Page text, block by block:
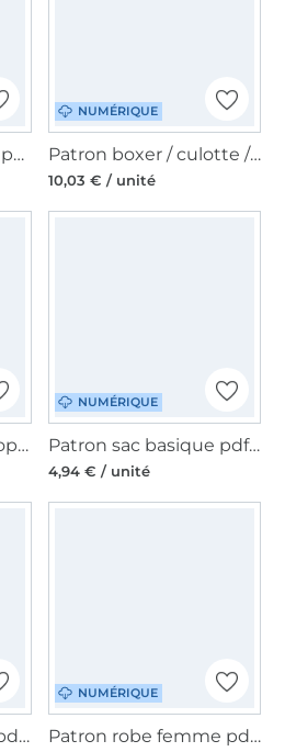
Patron short femme pdf Make it yours, en français
NUMÉRIQUE
Patron boxer / culotte / justaucorps femme pdf Lotte & Ludwig, en allemand
10,03 € / unité
Ebook patron long top, tunique, robe femme Nelly Schnitte4Friends, en allemand
NUMÉRIQUE
Patron sac basique pdf Resa CreaResa, en allemand
4,94 € / unité
Patron shirt femme pdf Farnia drei eM's, en allemand
NUMÉRIQUE
Patron robe femme pdf Studio Schnittreif Mme Enna, en français